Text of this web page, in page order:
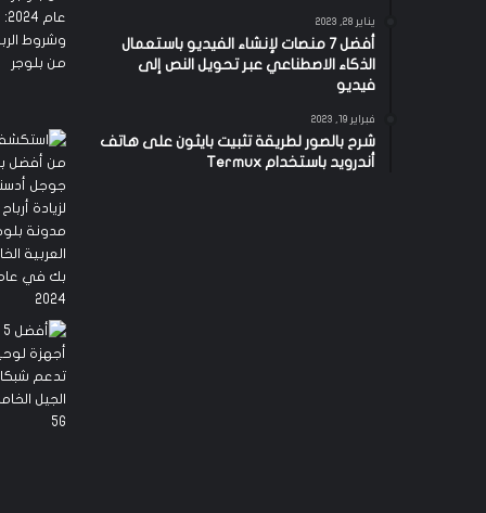
يناير 28, 2023
أفضل 7 منصات لإنشاء الفيديو باستعمال
الذكاء الاصطناعي عبر تحويل النص إلى
فيديو
فبراير 19, 2023
شرح بالصور لطريقة تثبيت بايثون على هاتف
أندرويد باستخدام Termux